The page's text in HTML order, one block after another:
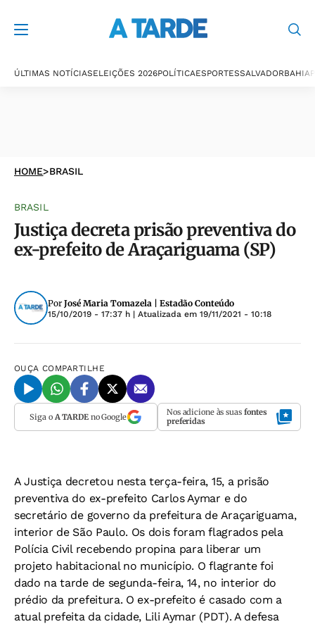
ÚLTIMAS NOTÍCIASELEIÇÕES 2026POLÍTICAESPORTESSALVADORBAHIA
HOME>BRASIL
BRASIL
Justiça decreta prisão preventiva do
ex-prefeito de Araçariguama (SP)
Por José Maria Tomazela | Estadão Conteúdo
15/10/2019 - 17:37 h | Atualizada em 19/11/2021 - 10:18
OUÇA COMPARTILHE
Siga o A TARDEno Google Nos adicione às suas fontes
preferidas
A Justiça decretou nesta terça-feira, 15, a prisão
preventiva do ex-prefeito Carlos Aymar e do
secretário de governo da prefeitura de Araçariguama,
interior de São Paulo. Os dois foram flagrados pela
Polícia Civil recebendo propina para liberar um
projeto habitacional no município. O flagrante foi
dado na tarde de segunda-feira, 14, no interior do
prédio da prefeitura. O ex-prefeito é casado com a
atual prefeita da cidade, Lili Aymar (PDT). A defesa